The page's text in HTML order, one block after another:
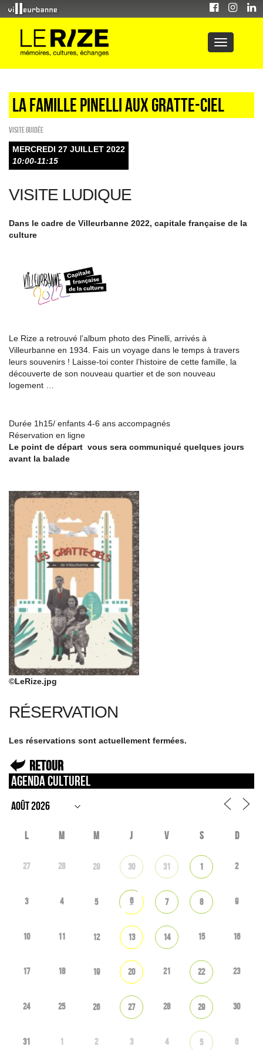
LA FAMILLE PINELLI AUX GRATTE-CIEL
Visite guidée
MERCREDI 27 JUILLET 2022
10:00-11:15
VISITE LUDIQUE
Dans le cadre de Villeurbanne 2022, capitale française de la
culture
Le Rize a retrouvé l’album photo des Pinelli, arrivés à
Villeurbanne en 1934. Fais un voyage dans le temps à travers
leurs souvenirs ! Laisse-toi conter l’histoire de cette famille, la
découverte de son nouveau quartier et de son nouveau
logement …
Durée 1h15/ enfants 4-6 ans accompagnés
Réservation en ligne
Le point de départ vous sera communiqué quelques jours
avant la balade
©LeRize.jpg
RÉSERVATION
Les réservations sont actuellement fermées.
Retour
Agenda culturel
L M M J V S D
27 28 29 30 31 1 2
3 4 5 6 7 8 9
10 11 12 13 14 15 16
17 18 19 20 21 22 23
24 25 26 27 28 29 30
31 1 2 3 4 5 6